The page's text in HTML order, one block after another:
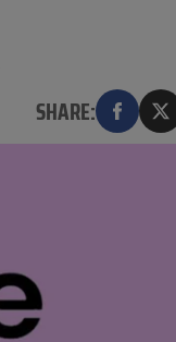
SHARE: